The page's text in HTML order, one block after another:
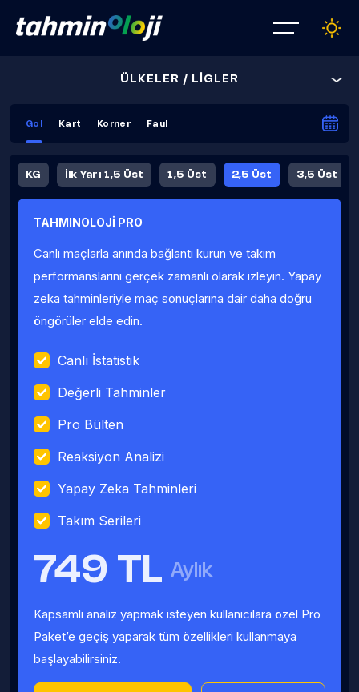
ÜLKELER / LİGLER
Gol Kart Korner Faul
KG İlk Yarı 1,5 Üst 1,5 Üst 2,5 Üst 3,5 Üst
Fauller Ortalama
TAHMINOLOJİ PRO
Canlı maçlarla anında bağlantı kurun ve takım
performanslarını gerçek zamanlı olarak izleyin. Yapay
zeka tahminleriyle maç sonuçlarına dair daha doğru
öngörüler elde edin.
Canlı İstatistik
Değerli Tahminler
Pro Bülten
Reaksiyon Analizi
Yapay Zeka Tahminleri
Takım Serileri
749 TL Aylık
Kapsamlı analiz yapmak isteyen kullanıcılara özel Pro
Paket’e geçiş yaparak tüm özellikleri kullanmaya
başlayabilirsiniz.